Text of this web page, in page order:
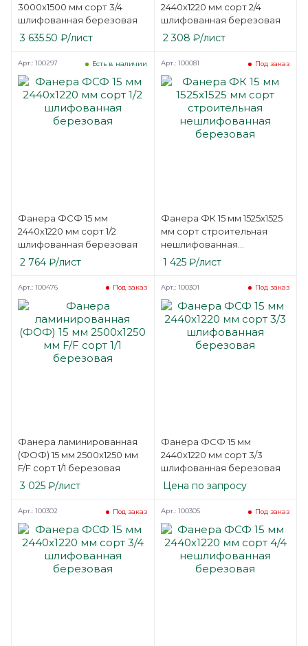
3000х1500 мм сорт 3/4
шлифованная березовая
3 635.50 ₽/лист
2440х1220 мм сорт 2/4
шлифованная березовая
2 308 ₽/лист
Фанера ФСФ 15 мм
2440х1220 мм сорт 1/2
шлифованная березовая
Есть в наличии
Арт.: 100297
2 764 ₽/лист
Фанера ФК 15 мм 1525х1525
мм сорт строительная
нешлифованная
березовая
Под заказ
Арт.: 100081
1 425₽/лист
Фанера ламинированная
(ФОФ) 15 мм 2500х1250 мм
F/F сорт 1/1 березовая
Под заказ
Арт.: 100476
3 025 ₽/лист
Фанера ФСФ 15 мм
2440х1220 мм сорт 3/3
шлифованная березовая
Под заказ
Арт.: 100301
Цена по запросу
Под заказ
Арт.: 100302 Под заказ
Арт.: 100305